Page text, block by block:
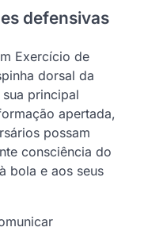
defensivas
Exercício de
dorsal da
principal
apertada,
possam
consciência do
bola e aos seus